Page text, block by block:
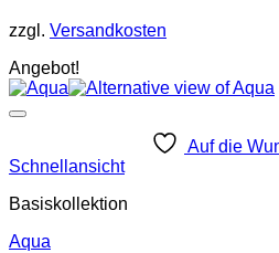
zzgl. Versandkosten
Angebot!
Auf die
Schnellansicht
Basiskollektion
Aqua